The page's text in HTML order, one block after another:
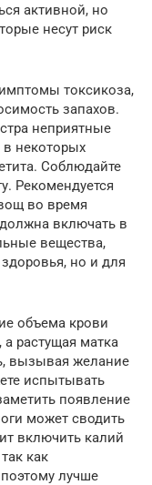
активной, но
несут риск
токсикоза,
запахов.
неприятные
некоторых
Соблюдайте
Рекомендуется
во время
включать в
вещества,
но и для
объема крови
растущая матка
вызывая желание
испытывать
появление
может сводить
включить калий
как
лучше